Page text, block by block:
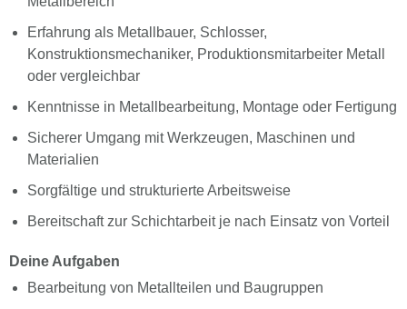
Erfahrung als Metallbauer, Schlosser,
Konstruktionsmechaniker, Produktionsmitarbeiter Metall
oder vergleichbar
Kenntnisse in Metallbearbeitung, Montage oder Fertigung
Sicherer Umgang mit Werkzeugen, Maschinen und
Materialien
Sorgfältige und strukturierte Arbeitsweise
Bereitschaft zur Schichtarbeit je nach Einsatz von Vorteil
Deine Aufgaben
Bearbeitung von Metallteilen und Baugruppen